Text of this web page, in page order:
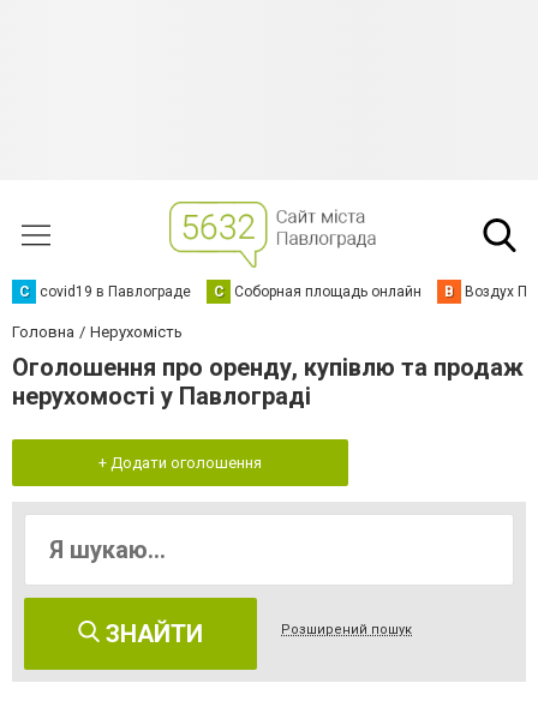
C covid19 в Павлограде С Соборная площадь онлайн В Воздух
Головна Нерухомість
Оголошення про оренду, купівлю та продаж
нерухомості у Павлограді
+ Додати оголошення
ЗНАЙТИ Розширений пошук